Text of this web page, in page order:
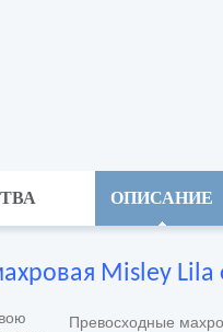
ОПИСАНИЕ
Misley Lila
Превосходные